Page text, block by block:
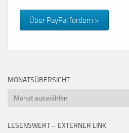
Über PayPal fördern >
MONATSÜBERSICHT
Monatsübersicht
LESENSWERT – EXTERNER LINK